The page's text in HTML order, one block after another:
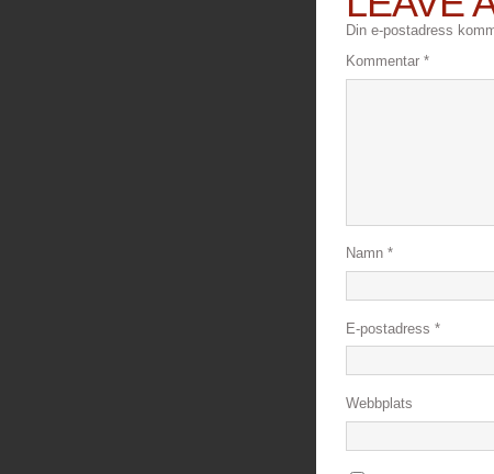
Din e-postadress
Kommentar *
Namn *
E-postadress *
Webbplats